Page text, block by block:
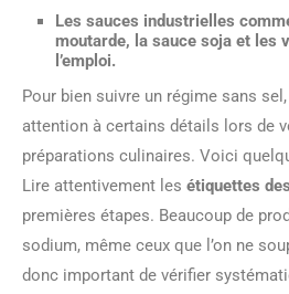
Les sauces industrielles
moutarde, la sauce soja et les
l’emploi.
Pour bien suivre un régime sans
attention à certains détails lors de
préparations culinaires. Voici
Lire attentivement les étiquettes
premières étapes. Beaucoup de
sodium, même ceux que l’on ne
donc important de vérifier